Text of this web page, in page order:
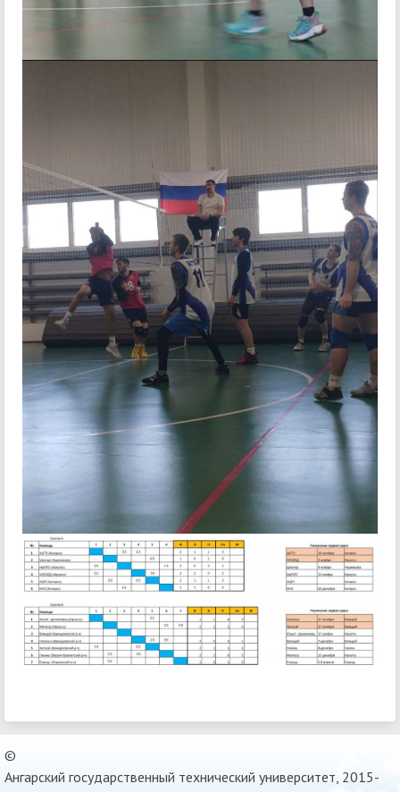
©
Ангарский государственный технический университет, 2015-